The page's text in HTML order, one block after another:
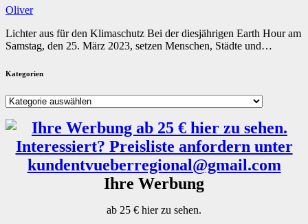
Oliver
Lichter aus für den Klimaschutz Bei der diesjährigen Earth Hour am
Samstag, den 25. März 2023, setzen Menschen, Städte und…
Kategorien
Kategorien
Ihre Werbung
ab 25 € hier zu sehen.